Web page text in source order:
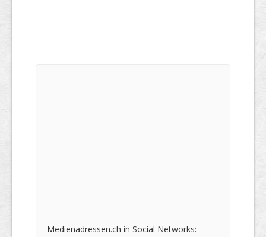
Medienadressen.ch in Social Networks: